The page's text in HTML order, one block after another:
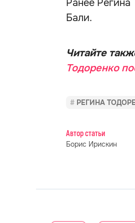
Ранее Регина
Бали.
Читайте
Тодоренко
РЕГИНА
Автор статьи
Борис Ирискин